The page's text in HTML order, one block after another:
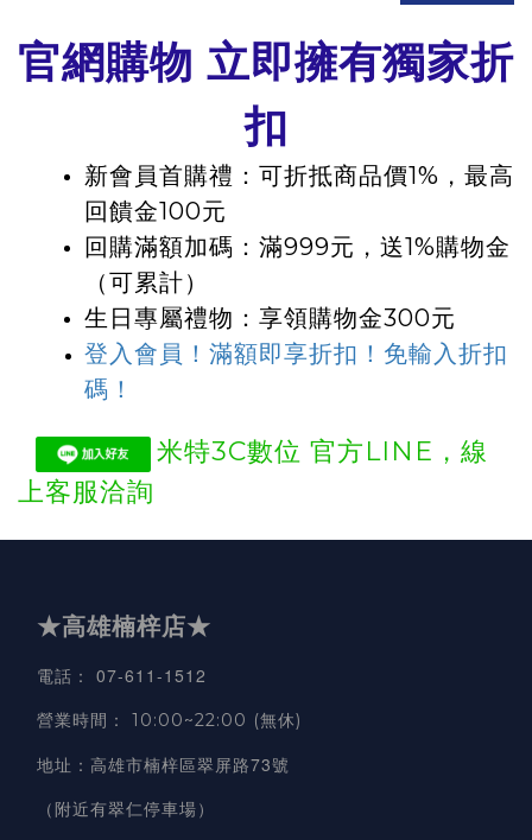
官網購物 立即擁有獨家折
扣
新會員首購禮：可折抵商品價1% ， 最高
回饋金100元
回購滿額加碼：滿999元，送1%購物金
（可累計）
生日專屬禮物：享領購物金300元
登入會員！滿額即享折扣！免輸入折扣
碼！
米特3C數位 官方LINE， 線
上客服洽詢
★高雄楠梓店★
電話 ： 07-611-1512
營業時間 ： 10:00~22:00 (無休)
地址 ： 高雄市楠梓區翠屏路73號
（附近有翠仁停車場）